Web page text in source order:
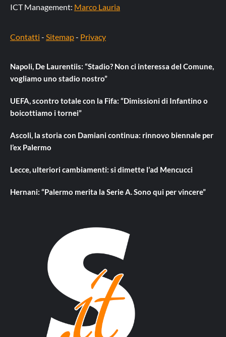
ICT Management: Marco Lauria
Contatti - Sitemap- Privacy
Napoli, De Laurentiis: “Stadio? Non ci interessa del Comune,
vogliamo uno stadio nostro”
UEFA, scontro totale con la Fifa: “Dimissioni di Infantino o
boicottiamo i tornei”
Ascoli, la storia con Damiani continua: rinnovo biennale per
l’ex Palermo
Lecce, ulteriori cambiamenti: si dimette l’ad Mencucci
Hernani: “Palermo merita la Serie A. Sono qui per vincere”